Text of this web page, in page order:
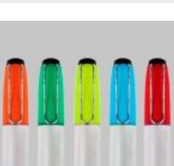
RESALTADOR TIPO CRAYOLA